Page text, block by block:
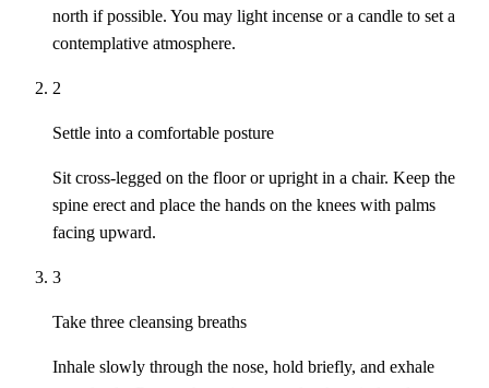
north if possible. You may light incense or a candle to set a
contemplative atmosphere.
2
Settle into a comfortable posture
Sit cross-legged on the floor or upright in a chair. Keep the
spine erect and place the hands on the knees with palms
facing upward.
3
Take three cleansing breaths
Inhale slowly through the nose, hold briefly, and exhale